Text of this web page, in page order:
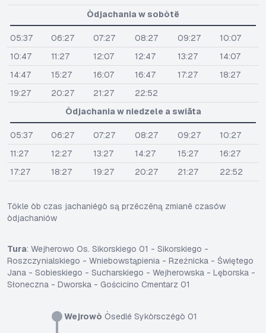
Wejrowò Òsedlé Sykòrsczégò 01
Òdjachania w sobòtë
05:37 06:27 07:27 08:27 09:27
10:07
10:47
11:27 12:07 12:47 13:27
14:07
14:47
15:27 16:07 16:47 17:27
18:27
19:27
20:27 21:27
22:52
Òdjachania w niedzele a swiãta
05:37 06:27 07:27 08:27 09:27
10:27
11:27
12:27 13:27 14:27 15:27
16:27
17:27
18:27 19:27 20:27 21:27 22:52
Tôkle òb czas jachaniégò są przëczëną zmianë czasów
òdjachaniów
Tura: Wejherowo Os. Sikorskiego 01 - Sikorskiego -
Roszczynialskiego - Wniebowstąpienia - Rzeźnicka - Świętego
Jana - Sobieskiego - Sucharskiego - Wejherowska - Lęborska -
Słoneczna - Dworska - Gościcino Cmentarz 01